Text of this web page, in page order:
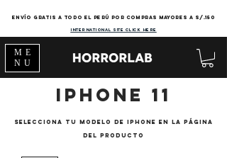
ME
NU
Envío gratis a todo el Perú por compras mayores a s/.150
international site click here
IPHONE 11
selecciona tu modelo de iPhone en la página
del producto